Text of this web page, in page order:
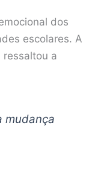
dos
escolares. A
ressaltou a
mudança